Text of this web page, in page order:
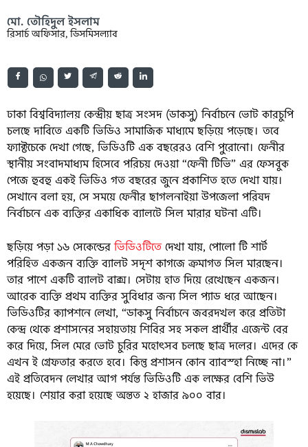
মো. তৌহিদুল ইসলাম
রিসার্চ অফিসার, ডিসমিসল্যাব
ঢাকা বিশ্ববিদ্যালয় কেন্দ্রীয় ছাত্র সংসদ (ডাকসু) নির্বাচনে ভোট কারচুপি
চলছে দাবিতে একটি ভিডিও সামাজিক মাধ্যমে ছড়িয়ে পড়েছে। তবে
ফ্যাক্টচেকে দেখা গেছে, ভিডিওটি এক বছরেরও বেশি পুরোনো। ফেনীর
স্থানীয় সংবাদমাধ্যম হিসেবে পরিচয় দেওয়া “ফেনী টিভি” এর ফেসবুক
পেজে হুবহু একই ভিডিও গত বছরের জুনে প্রকাশিত হতে দেখা যায়।
সেখানে বলা হয়, সে সময়ে ফেনীর ছাগলনাইয়া উপজেলা পরিষদ
নির্বাচনে এক ব্যক্তির একাধিক ব্যালটে সিল মারার ঘটনা এটি।
ছড়িয়ে পড়া ১৬ সেকেন্ডেরভিডিওটিতেদেখা যায়, পোলো টি শার্ট
পরিহিত একজন ব্যক্তি ব্যালট সদৃশ কাগজে ক্রমাগত সিল মারছেন।
তার পাশে একটি ব্যালট বাক্স। সেটায় হাত দিয়ে রেখেছেন একজন।
আরেক ব্যক্তি প্রথম ব্যক্তির সুবিধার জন্য সিল প্যাড ধরে আছেন।
ভিডিওটির ক্যাপশনে লেখা, “ডাকসু নির্বাচনে জবরদখল করে প্রতিটা
কেন্দ্র থেকে প্রশাসনের সহায়তায় শিবির সহ সকল প্রার্থীর এজেন্ট বের
করে দিয়ে, সিল মেরে ভোট চুরির মহোৎসব চলছে ছাত্র দলের। এদের কে
এখন ই গ্রেফতার করতে হবে। কিন্তু প্রশাসন কোন ব্যাবস্হা নিচ্ছে না।”
এই প্রতিবেদন লেখার আগ পর্যন্ত ভিডিওটি এক লক্ষের বেশি ভিউ
হয়েছে। শেয়ার করা হয়েছে অন্তত ২ হাজার ৯০০ বার।